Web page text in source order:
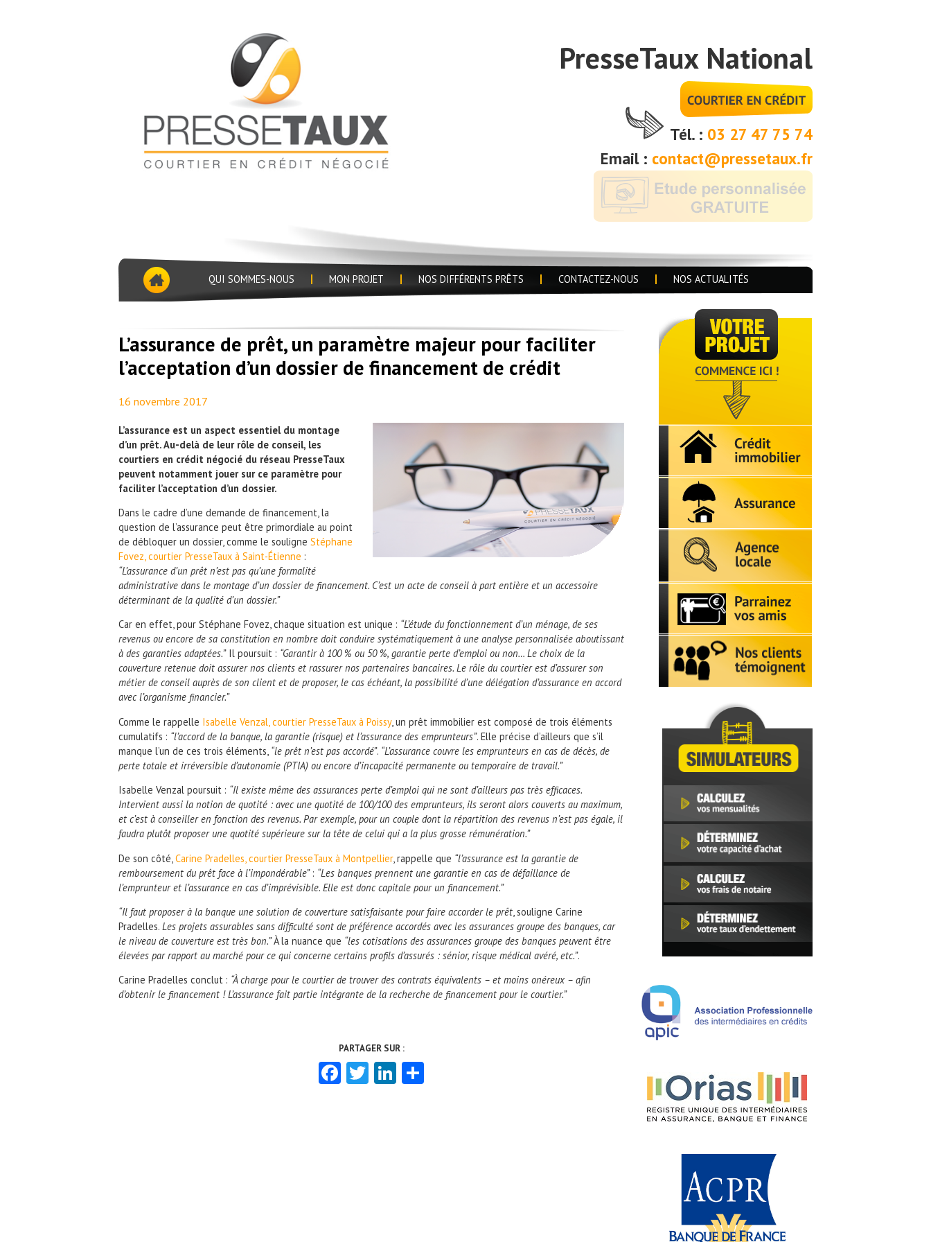
PresseTaux National
Tél. : 03 27 47 75 74
Email : contact@pressetaux.fr
QUI SOMMES-NOUS MON PROJET NOS DIFFÉRENTS PRÊTS CONTACTEZ-NOUS NOS ACTUALITÉS
L’assurance de prêt, un paramètre majeur pour faciliter
l’acceptation d’un dossier de financement de crédit
16 novembre 2017
L’assurance est un aspect essentiel du montage
d’un prêt. Au-delà de leur rôle de conseil, les
courtiers en crédit négocié du réseau PresseTaux
peuvent notamment jouer sur ce paramètre pour
faciliter l’acceptation d’un dossier.
Dans le cadre d’une demande de financement, la
question de l’assurance peut être primordiale au point
de débloquer un dossier, comme le souligne Stéphane
Fovez, courtier PresseTaux à Saint-Étienne :
“L’assurance d’un prêt n’est pas qu’une formalité
administrative dans le montage d’un dossier de financement. C’est un acte de conseil à part entière et un accessoire
déterminant de la qualité d’un dossier.”
Car en effet, pour Stéphane Fovez, chaque situation est unique : “L’étude du fonctionnement d’un ménage, de ses
revenus ou encore de sa constitution en nombre doit conduire systématiquement à une analyse personnalisée aboutissant
à des garanties adaptées.”Il poursuit : “Garantir à 100 % ou 50 %, garantie perte d’emploi ou non… Le choix de la
couverture retenue doit assurer nos clients et rassurer nos partenaires bancaires. Le rôle du courtier est d’assurer son
métier de conseil auprès de son client et de proposer, le cas échéant, la possibilité d’une délégation d’assurance en accord
avec l’organisme financier.”
Comme le rappelle Isabelle Venzal, courtier PresseTaux à Poissy, un prêt immobilier est composé de trois éléments
cumulatifs : “l’accord de la banque, la garantie (risque) et l’assurance des emprunteurs”. Elle précise d’ailleurs que s’il
manque l’un de ces trois éléments, “le prêt n’est pas accordé”. “L’assurance couvre les emprunteurs en cas de décès, de
perte totale et irréversible d’autonomie (PTIA) ou encore d’incapacité permanente ou temporaire de travail.”
Isabelle Venzal poursuit : “Il existe même des assurances perte d’emploi qui ne sont d’ailleurs pas très efficaces.
Intervient aussi la notion de quotité : avec une quotité de 100/100 des emprunteurs, ils seront alors couverts au maximum,
et c’est à conseiller en fonction des revenus. Par exemple, pour un couple dont la répartition des revenus n’est pas égale, il
faudra plutôt proposer une quotité supérieure sur la tête de celui qui a la plus grosse rémunération.”
De son côté, Carine Pradelles, courtier PresseTaux à Montpellier, rappelle que “l’assurance est la garantie de
remboursement du prêt face à l’impondérable”: “Les banques prennent une garantie en cas de défaillance de
l’emprunteur et l’assurance en cas d’imprévisible. Elle est donc capitale pour un financement.”
“Il faut proposer à la banque une solution de couverture satisfaisante pour faire accorder le prêt, souligne Carine
Pradelles. Les projets assurables sans difficulté sont de préférence accordés avec les assurances groupe des banques, car
le niveau de couverture est très bon.”À la nuance que “les cotisations des assurances groupe des banques peuvent être
élevées par rapport au marché pour ce qui concerne certains profils d’assurés : sénior, risque médical avéré, etc.”.
Carine Pradelles conclut : “À charge pour le courtier de trouver des contrats équivalents – et moins onéreux – afin
d’obtenir le financement ! L’assurance fait partie intégrante de la recherche de financement pour le courtier.”
Facebook
TwitterLinkedIn